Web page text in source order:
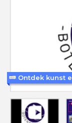
Ontdek kunst